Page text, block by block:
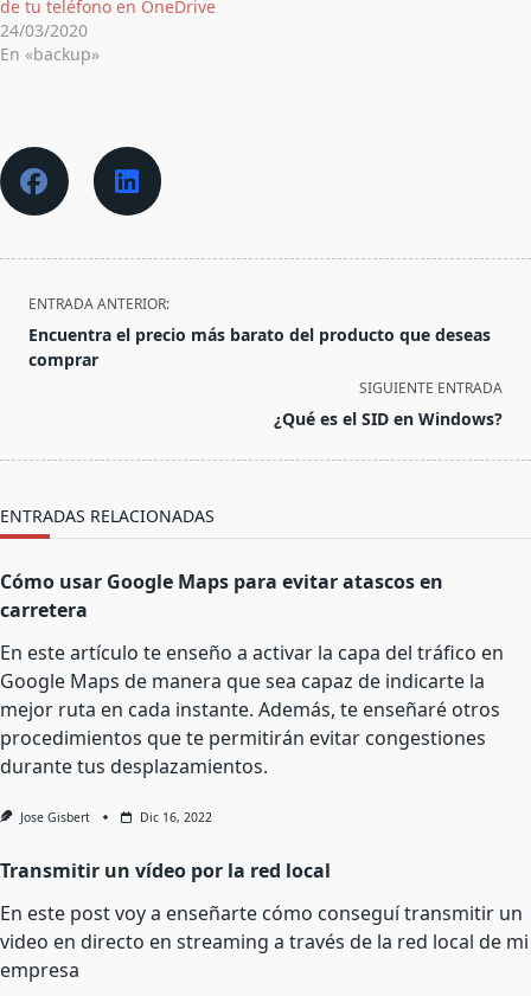
de tu teléfono en OneDrive
24/03/2020
En «backup»
<span
class="nav-
subtitle
ENTRADA ANTERIOR:
Encuentra el precio más barato del producto que deseas
comprar
SIGUIENTE ENTRADA
¿Qué es el SID en Windows?
ENTRADAS RELACIONADAS
Cómo usar Google Maps para evitar atascos en
carretera
En este artículo te enseño a activar la capa del tráfico en
Google Maps de manera que sea capaz de indicarte la
mejor ruta en cada instante. Además, te enseñaré otros
procedimientos que te permitirán evitar congestiones
durante tus desplazamientos.
Jose Gisbert Dic 16, 2022
Transmitir un vídeo por la red local
En este post voy a enseñarte cómo conseguí transmitir un
video en directo en streaming a través de la red local de mi
empresa